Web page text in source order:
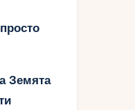
Земята